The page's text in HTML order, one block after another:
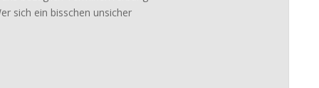
sich ein bisschen unsicher